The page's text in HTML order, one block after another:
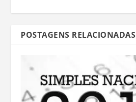
POSTAGENS RELACIONADAS